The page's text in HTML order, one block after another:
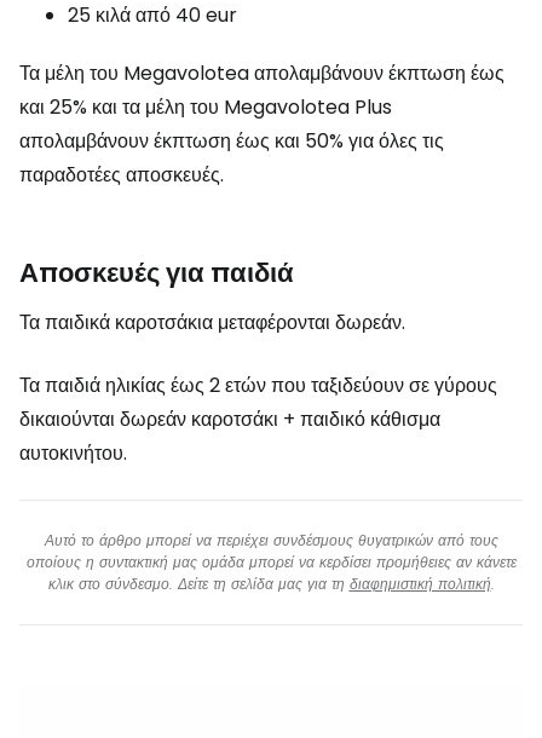
25 κιλά από 40 eur
Τα μέλη του Megavolotea απολαμβάνουν έκπτωση έως
και 25% και τα μέλη του Megavolotea Plus
απολαμβάνουν έκπτωση έως και 50% για όλες τις
παραδοτέες αποσκευές.
Αποσκευές για παιδιά
Τα παιδικά καροτσάκια μεταφέρονται δωρεάν.
Τα παιδιά ηλικίας έως 2 ετών που ταξιδεύουν σε γύρους
δικαιούνται δωρεάν καροτσάκι + παιδικό κάθισμα
αυτοκινήτου.
Αυτό το άρθρο μπορεί να περιέχει συνδέσμους θυγατρικών από τους
οποίους η συντακτική μας ομάδα μπορεί να κερδίσει προμήθειες αν κάνετε
κλικ στο σύνδεσμο. Δείτε τη σελίδα μας για τη διαφημιστική πολιτική.